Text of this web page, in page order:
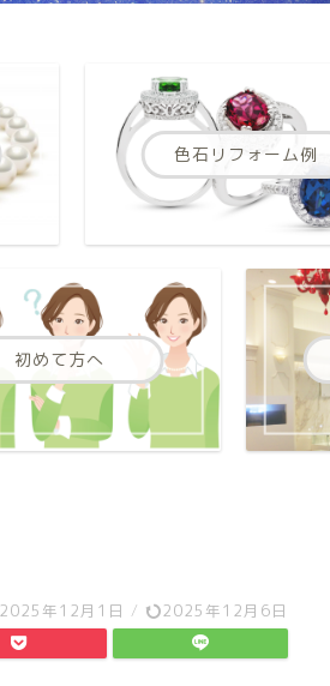
色石リフォーム例
初めて方へ
2025年12月1日 / 2025年12月6日